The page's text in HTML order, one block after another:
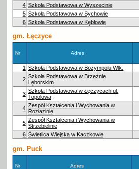
4 Szkoła Podstawowa w Wyszecinie
5 Szkoła Podstawowa w Sychowie
6 Szkoła Podstawowa w Kębłowie
gm. Łęczyce
Nr Adres
1 Szkoła Podstawowa w Bożympolu Wlk.
2 Szkoła Podstawowa w Brzeźnie
Lęborskim
3 Szkoła Podstawowa w Łęczycach ul.
Topolowa
4 Zespół Kształcenia i Wychowania w
Rozłazinie
5 Zespół Kształcenia i Wychowania w
Strzebielinie
6 Świetlica Wiejska w Kaczkowie
gm. Puck
Nr Adres